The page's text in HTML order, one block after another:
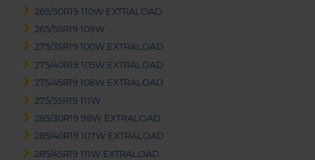
265/50R19 110W EXTRALOAD
265/55R19 109W
275/35R19 100W EXTRALOAD
275/40R19 105W EXTRALOAD
275/45R19 108W EXTRALOAD
275/55R19 111W
285/30R19 98W EXTRALOAD
285/40R19 107W EXTRALOAD
285/45R19 111W EXTRALOAD